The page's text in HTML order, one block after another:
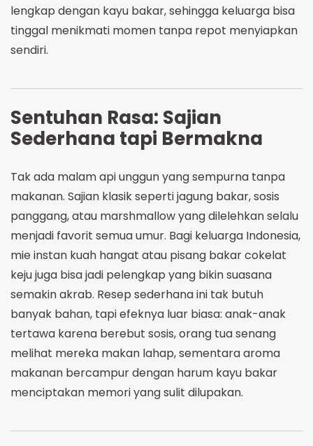
lengkap dengan kayu bakar, sehingga keluarga bisa
tinggal menikmati momen tanpa repot menyiapkan
sendiri.
Sentuhan Rasa: Sajian
Sederhana tapi Bermakna
Tak ada malam api unggun yang sempurna tanpa
makanan. Sajian klasik seperti jagung bakar, sosis
panggang, atau marshmallow yang dilelehkan selalu
menjadi favorit semua umur. Bagi keluarga Indonesia,
mie instan kuah hangat atau pisang bakar cokelat
keju juga bisa jadi pelengkap yang bikin suasana
semakin akrab. Resep sederhana ini tak butuh
banyak bahan, tapi efeknya luar biasa: anak-anak
tertawa karena berebut sosis, orang tua senang
melihat mereka makan lahap, sementara aroma
makanan bercampur dengan harum kayu bakar
menciptakan memori yang sulit dilupakan.